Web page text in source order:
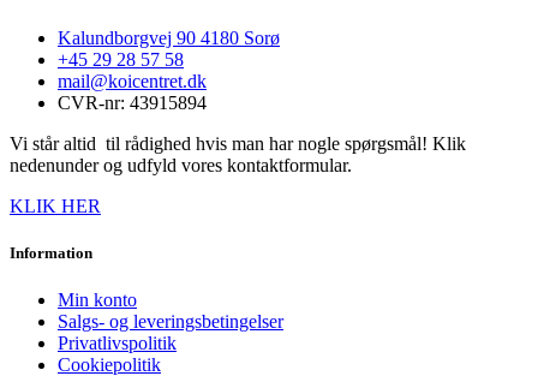
Kalundborgvej 90 4180 Sorø
+45 29 28 57 58
mail@koicentret.dk
CVR-nr: 43915894
Vi står altid til rådighed hvis man har nogle spørgsmål! Klik
nedenunder og udfyld vores kontaktformular.
KLIK HER
Information
Min konto
Salgs- og leveringsbetingelser
Privatlivspolitik
Cookiepolitik